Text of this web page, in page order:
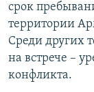
срок
территории
Среди других
на встрече –
конфликта.